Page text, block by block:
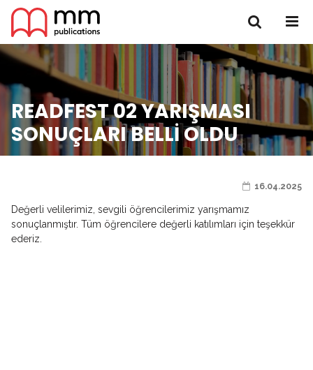
READFEST 02 YARIŞMASI
SONUÇLARI BELLI OLDU
16.04.2025
Değerli velilerimiz, sevgili öğrencilerimiz yarışmamız
sonuçlanmıştır. Tüm öğrencilere değerli katılımları için teşekkür
ederiz.